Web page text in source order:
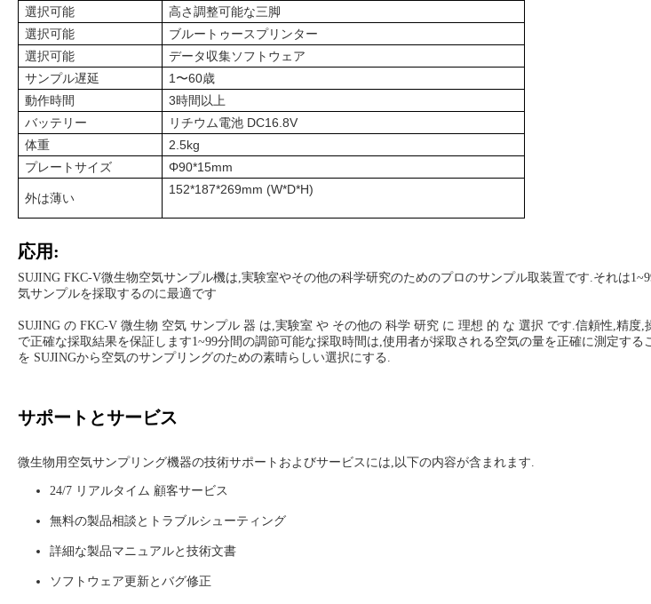
選択可能
高さ調整可能な三脚
選択可能
ブルートゥースプリンター
選択可能
データ収集ソフトウェア
サンプル遅延
1〜60歳
動作時間
3時間以上
バッテリー
リチウム電池 DC16.8V
体重
2.5kg
プレートサイズ
Φ90*15mm
外は薄い
152*187*269mm (W*D*H)
応用:
SUJING FKC-V微生物空気サンプル機は,実験室やその他の科学研究のためのプロのサンプル取装置です.それは
気サンプルを採取するのに最適です
SUJING の FKC-V 微生物 空気 サンプル 器 は,実験室 や その他の 科学 研究 に 理想 的 な 選択 です.信頼性,精
で正確な採取結果を保証します1~99分間の調節可能な採取時間は,使用者が採取される空気の量を正確に測定す
を SUJINGから空気のサンプリングのための素晴らしい選択にする.
サポートとサービス
微生物用空気サンプリング機器の技術サポートおよびサービスには,以下の内容が含まれます.
24/7 リアルタイム 顧客サービス
無料の製品相談とトラブルシューティング
詳細な製品マニュアルと技術文書
ソフトウェア更新とバグ修正